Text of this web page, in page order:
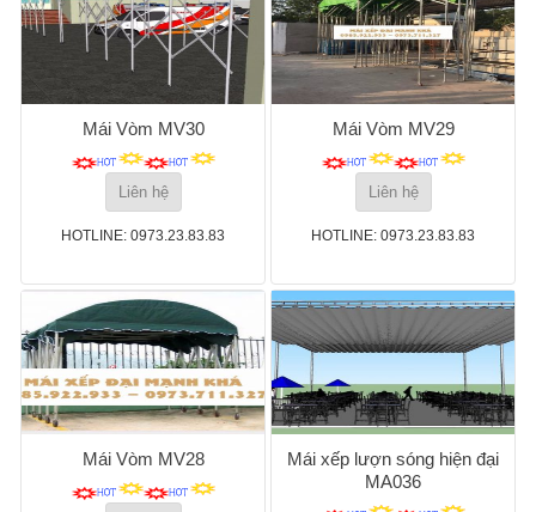
Mái Vòm MV30
Liên hệ
HOTLINE: 0973.23.83.83
Mái Vòm MV29
Liên hệ
HOTLINE: 0973.23.83.83
Mái Vòm MV28
Mái xếp lượn sóng hiện đại
MA036